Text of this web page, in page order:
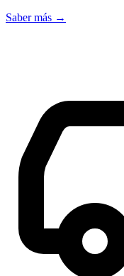
Saber más →